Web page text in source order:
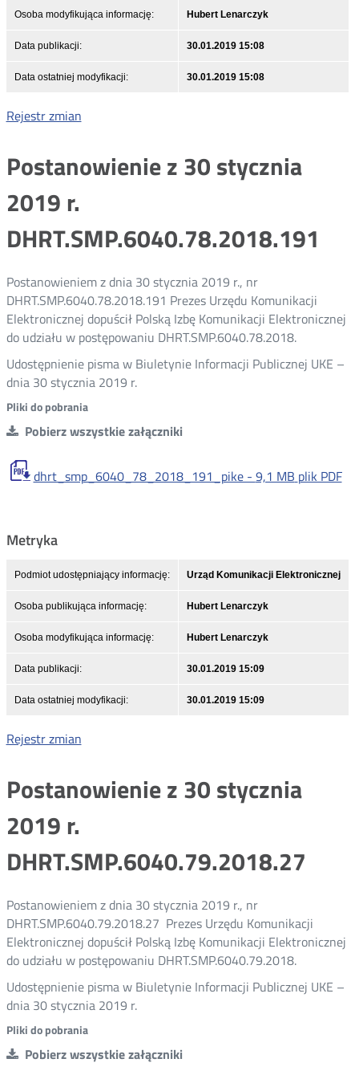
Osoba modyfikująca informację: Hubert Lenarczyk
Data publikacji: 30.01.2019 15:08
Data ostatniej modyfikacji: 30.01.2019 15:08
Rejestr zmian
Postanowienie z 30 stycznia
2019 r.
DHRT.SMP.6040.78.2018.191
Postanowieniem z dnia 30 stycznia 2019 r., nr
DHRT.SMP.6040.78.2018.191 Prezes Urzędu Komunikacji
Elektronicznej dopuścił Polską Izbę Komunikacji Elektronicznej
do udziału w postępowaniu DHRT.SMP.6040.78.2018.
Udostępnienie pisma w Biuletynie Informacji Publicznej UKE –
dnia 30 stycznia 2019 r.
Pliki do pobrania
Pobierz wszystkie załączniki
dhrt_smp_6040_78_2018_191_pike - 9,1 MB plik PDF
Metryka
Podmiot udostępniający informację: Urząd Komunikacji Elektronicznej
Osoba publikująca informację: Hubert Lenarczyk
Osoba modyfikująca informację: Hubert Lenarczyk
Data publikacji: 30.01.2019 15:09
Data ostatniej modyfikacji: 30.01.2019 15:09
Rejestr zmian
Postanowienie z 30 stycznia
2019 r.
DHRT.SMP.6040.79.2018.27
Postanowieniem z dnia 30 stycznia 2019 r., nr
DHRT.SMP.6040.79.2018.27 Prezes Urzędu Komunikacji
Elektronicznej dopuścił Polską Izbę Komunikacji Elektronicznej
do udziału w postępowaniu DHRT.SMP.6040.79.2018.
Udostępnienie pisma w Biuletynie Informacji Publicznej UKE –
dnia 30 stycznia 2019 r.
Pliki do pobrania
Pobierz wszystkie załączniki